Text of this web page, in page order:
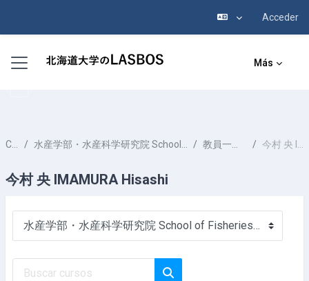
Acceder
Panel lateral Más
Cursos 水産学部・水産科学研究院 School of Fisheries Sciences & Faculty of Fisheries Sciences 教員一覧 List of Professors 今村 央 IMAMURA Hisashi
今村 央 IMAMURA Hisashi
Categorías